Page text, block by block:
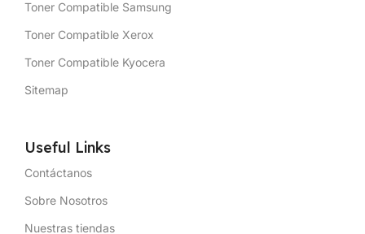
Toner Compatible Samsung
Toner Compatible Xerox
Toner Compatible Kyocera
Sitemap
Useful Links
Contáctanos
Sobre Nosotros
Nuestras tiendas